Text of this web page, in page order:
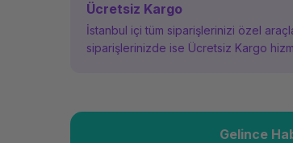
Ücretsiz Kargo
İstanbul içi tüm siparişlerinizi özel
siparişlerinizde ise Ücretsiz Kargo
Gelince